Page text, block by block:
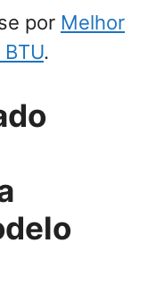
por Melhor
.